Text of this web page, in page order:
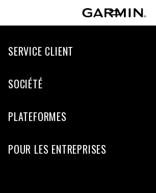
SERVICE CLIENT
SOCIÉTÉ
PLATEFORMES
POUR LES ENTREPRISES